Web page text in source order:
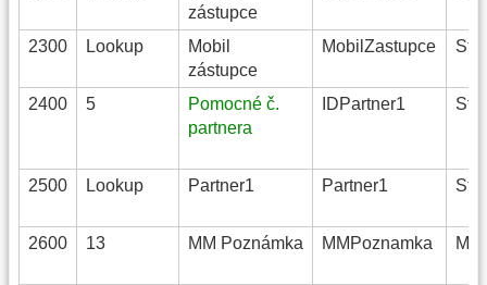
zástupce
2300 Lookup
Mobil
zástupce
MobilZastupce
2400 5
Pomocné č.
partnera
IDPartner1
2500 Lookup Partner1 Partner1
2600 13 MM Poznámka MMPoznamka